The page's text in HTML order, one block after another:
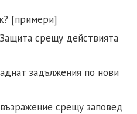
[примери]
срещу действията
задължения по нови
срещу заповед